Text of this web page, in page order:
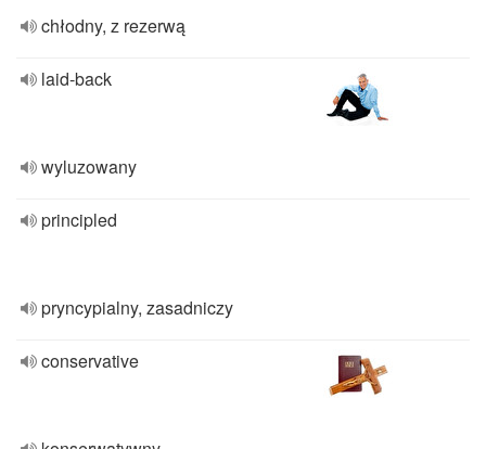
chłodny, z rezerwą
laid-back
wyluzowany
principled
pryncypialny, zasadniczy
conservative